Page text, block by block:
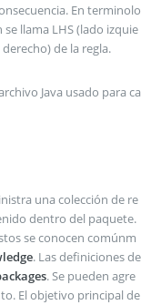
En terminolo
llama LHS (lado izquie
de la regla.
Java usado para ca
una colección de re
dentro del paquete.
se conocen comúnm
. Las definiciones de
. Se pueden agre
El objetivo principal de